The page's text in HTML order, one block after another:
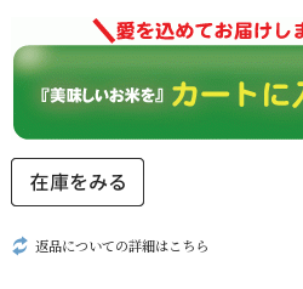
返品についての詳細はこちら